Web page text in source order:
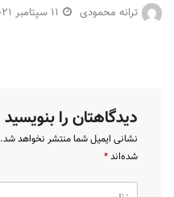
ترانه محمودی 11 سپتامبر 2021
دیدگاهتان را بنویسید
نشانی ایمیل شما منتشر نخواهد شد.
شده‌اند*